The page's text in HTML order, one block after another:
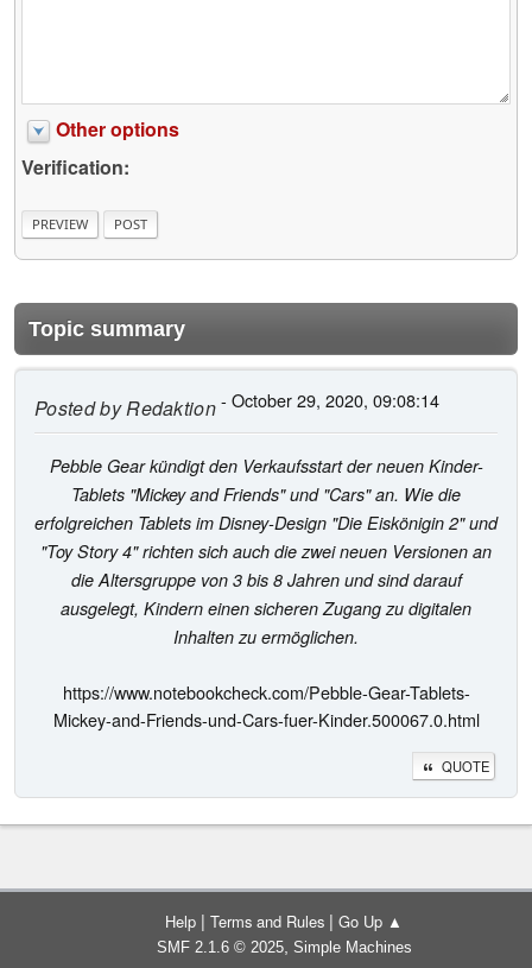
Other options
Verification:
Topic summary
Posted byRedaktion- October 29, 2020, 09:08:14
Pebble Gear kündigt den Verkaufsstart der neuen Kinder-
Tablets "Mickey and Friends" und "Cars" an. Wie die
erfolgreichen Tablets im Disney-Design "Die Eiskönigin 2" und
"Toy Story 4" richten sich auch die zwei neuen Versionen an
die Altersgruppe von 3 bis 8 Jahren und sind darauf
ausgelegt, Kindern einen sicheren Zugang zu digitalen
Inhalten zu ermöglichen.
https://www.notebookcheck.com/Pebble-Gear-Tablets-
Mickey-and-Friends-und-Cars-fuer-Kinder.500067.0.html
QUOTE
Help | Terms and Rules | Go Up ▲
SMF 2.1.6 © 2025, Simple Machines